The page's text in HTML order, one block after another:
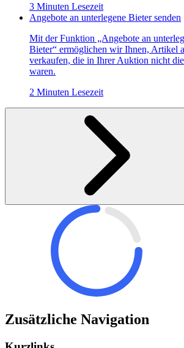
3 Minuten Lesezeit
Angebote an unterlegene Bieter senden
Mit der Funktion „Angebote an
Bieter“ ermöglichen wir Ihnen, Artikel
verkaufen, die in Ihrer Auktion nicht
waren.
2 Minuten Lesezeit
Zusätzliche Navigation